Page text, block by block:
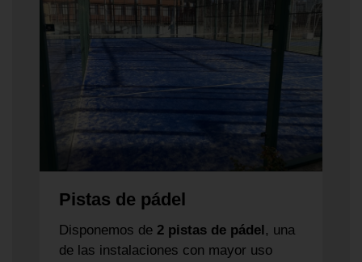
Pistas de pádel
Disponemos de 2 pistas de pádel, una
de las instalaciones con mayor uso